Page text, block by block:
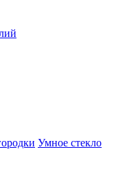
Умное стекло